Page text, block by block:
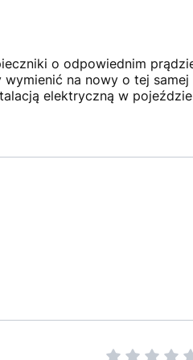
o odpowiednim
na nowy o tej
elektryczną w